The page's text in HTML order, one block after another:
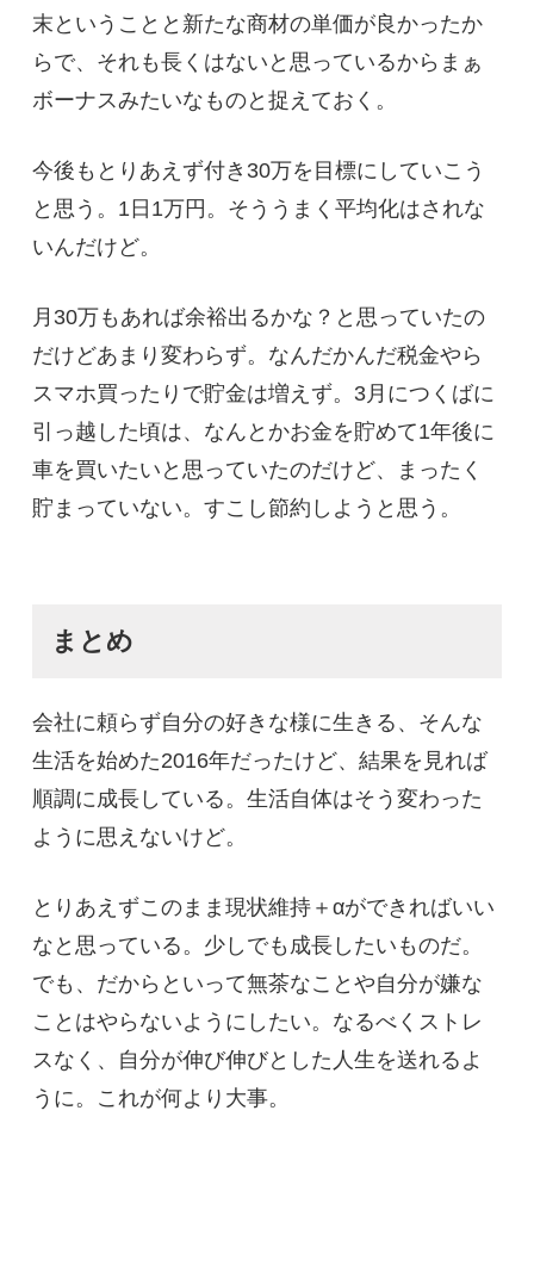
末ということと新たな商材の単価が良かったか
らで、それも長くはないと思っているからまぁ
ボーナスみたいなものと捉えておく。
今後もとりあえず付き30万を目標にしていこう
と思う。1日1万円。そううまく平均化はされな
いんだけど。
月30万もあれば余裕出るかな？と思っていたの
だけどあまり変わらず。なんだかんだ税金やら
スマホ買ったりで貯金は増えず。3月につくばに
引っ越した頃は、なんとかお金を貯めて1年後に
車を買いたいと思っていたのだけど、まったく
貯まっていない。すこし節約しようと思う。
まとめ
会社に頼らず自分の好きな様に生きる、そんな
生活を始めた2016年だったけど、結果を見れば
順調に成長している。生活自体はそう変わった
ように思えないけど。
とりあえずこのまま現状維持＋αができればいい
なと思っている。少しでも成長したいものだ。
でも、だからといって無茶なことや自分が嫌な
ことはやらないようにしたい。なるべくストレ
スなく、自分が伸び伸びとした人生を送れるよ
うに。これが何より大事。